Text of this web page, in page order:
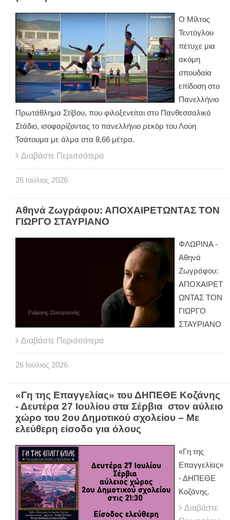
Ο Μίλτος
Τεντόγλου
πέτυχε μια
ακόμη
σπουδαία
επίδοση στο
Πανελλήνιο
Πρωτάθλημα Στίβου, που φιλοξενείται στο Πανθεσσαλικό
Στάδιο, ισοφαρίζοντας το πανελλήνιο ρεκόρ του Λούη
Τσάτουμα με άλμα στα 8,66 μέτρα.
Διαβάστε Περισσότερα
26 Ιούλιος 2026
Αθηνά Ζωγράφου: ΑΠΟΧΑΙΡΕΤΩΝΤΑΣ ΤΟΝ
ΓΙΩΡΓΟ ΣΤΑΥΡΙΑΝΟ
ΦΛΩΡΙΝΑ -
Αθηνά
Ζωγράφου:
ΑΠΟΧΑΙΡΕΤ
ΩΝΤΑΣ ΤΟΝ
ΓΙΩΡΓΟ
ΣΤΑΥΡΙΑΝΟ
Διαβάστε Περισσότερα
26 Ιούλιος 2026
«Γη της Επαγγελίας» του ΔΗΠΕΘΕ Κοζάνης
- Δευτέρα 27 Ιουλίου στα Σέρβια στον αύλειο
χώρο του 2ου Δημοτικού σχολείου – Με
ελεύθερη είσοδο για όλους
«Γη της
Επαγγελίας»
- ΔΗΠΕΘΕ
Κοζάνης.
Διαβάστε